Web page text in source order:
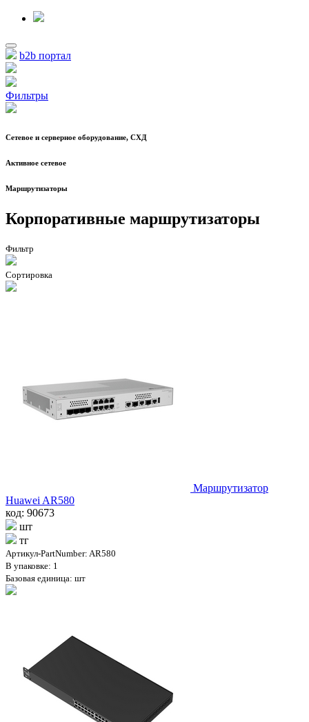
b2b портал
Фильтры
Сетевое и серверное оборудование, СХД
Активное сетевое
Маршрутизаторы
Корпоративные маршрутизаторы
Фильтр
Сортировка
Маршрутизатор
Huawei AR580
код: 90673
шт
тг
Артикул-PartNumber: AR580
В упаковке: 1
Базовая единица: шт